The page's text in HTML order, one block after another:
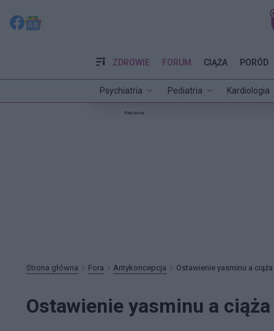
ZDROWIE
Psychiatria Pediatria Kardiologia
FORUM CIĄŻA PORÓD
Reklama:
Strona główna Fora Antykoncepcja Ostawienie yasminu a ciąża
Ostawienie yasminu a